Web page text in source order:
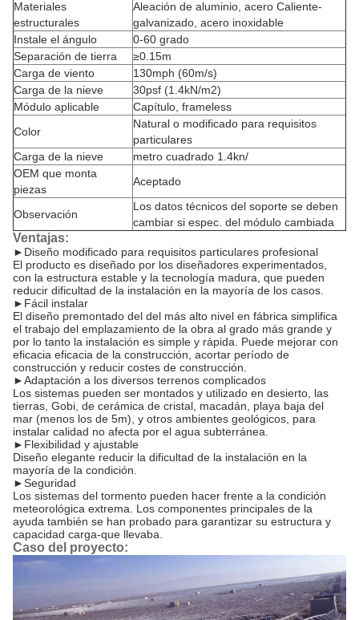
Materiales
estructurales
Aleación de aluminio, acero Caliente-
galvanizado, acero inoxidable
Instale el ángulo
0-60 grado
Separación de tierra
≥0.15m
Carga de viento
130mph (60m/s)
Carga de la nieve
30psf (1.4kN/m2)
Módulo aplicable
Capítulo, frameless
Color
Natural o modificado para requisitos
particulares
Carga de la nieve
metro cuadrado 1.4kn/
OEM que monta
piezas
Aceptado
Observación
Los datos técnicos del soporte se deben
cambiar si espec. del módulo cambiada
Ventajas:
► Diseño modificado para requisitos particulares profesional
El producto es diseñado por los diseñadores experimentados,
con la estructura estable y la tecnología madura, que pueden
reducir dificultad de la instalación en la mayoría de los casos.
► Fácil instalar
El diseño premontado del del más alto nivel en fábrica simplifica
el trabajo del emplazamiento de la obra al grado más grande y
por lo tanto la instalación es simple y rápida. Puede mejorar con
eficacia eficacia de la construcción, acortar período de
construcción y reducir costes de construcción.
►Adaptación a los diversos terrenos complicados
Los sistemas pueden ser montados y utilizado en desierto, las
tierras, Gobi, de cerámica de cristal, macadán, playa baja del
mar (menos los de 5m), y otros ambientes geológicos, para
instalar calidad no afecta por el agua subterránea.
► Flexibilidad y ajustable
Diseño elegante reducir la dificultad de la instalación en la
mayoría de la condición.
►Seguridad
Los sistemas del tormento pueden hacer frente a la condición
meteorológica extrema. Los componentes principales de la
ayuda también se han probado para garantizar su estructura y
capacidad carga-que llevaba.
Caso del proyecto: